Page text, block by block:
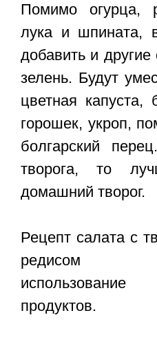
Помимо огурца,
лука и шпината,
добавить и
зелень. Будут
цветная капуста,
горошек, укроп,
болгарский
творога, то
домашний творог.
Рецепт салата с
редисом
использование
продуктов.